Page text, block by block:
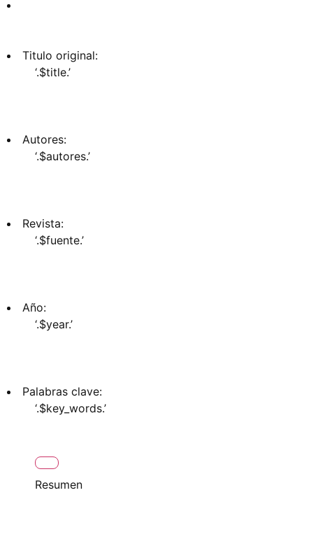
Titulo original:
‘.$title.’
Autores:
‘.$autores.’
Revista:
‘.$fuente.’
Año:
‘.$year.’
Palabras clave:
‘.$key_words.’
Resumen